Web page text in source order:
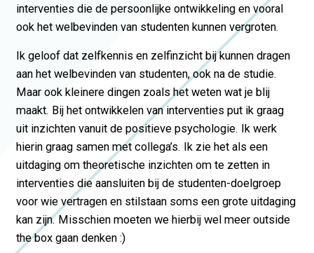
interventies die de persoonlijke ontwikkeling en vooral
ook het welbevinden van studenten kunnen vergroten.
Ik geloof dat zelfkennis en zelfinzicht bij kunnen dragen
aan het welbevinden van studenten, ook na de studie.
Maar ook kleinere dingen zoals het weten wat je blij
maakt. Bij het ontwikkelen van interventies put ik graag
uit inzichten vanuit de positieve psychologie. Ik werk
hierin graag samen met collega’s. Ik zie het als een
uitdaging om theoretische inzichten om te zetten in
interventies die aansluiten bij de studenten-doelgroep
voor wie vertragen en stilstaan soms een grote uitdaging
kan zijn. Misschien moeten we hierbij wel meer outside
the box gaan denken :)